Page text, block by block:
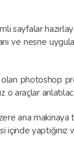
sayfalar
ve nesne
photoshop
o araçlar
ana
içinde